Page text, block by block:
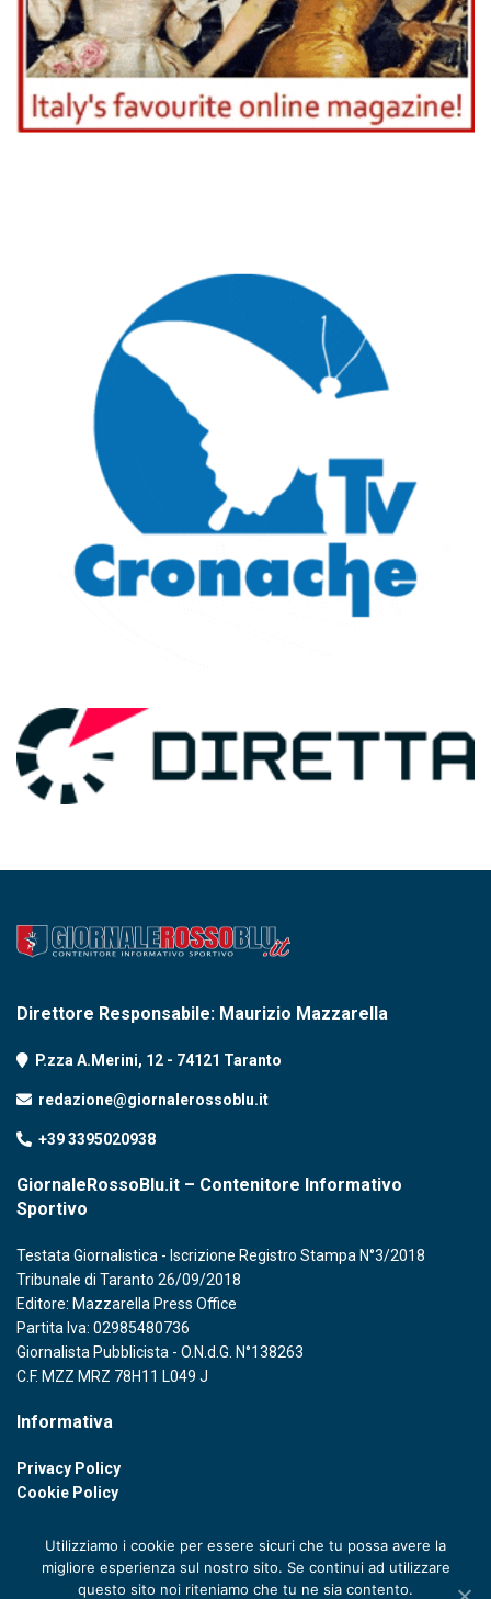
Direttore Responsabile: Maurizio Mazzarella
P.zza A.Merini, 12 - 74121 Taranto
redazione@giornalerossoblu.it
+39 3395020938
GiornaleRossoBlu.it – Contenitore Informativo
Sportivo
Testata Giornalistica - Iscrizione Registro Stampa N°3/2018
Tribunale di Taranto 26/09/2018
Editore: Mazzarella Press Office
Partita Iva: 02985480736
Giornalista Pubblicista - O.N.d.G. N°138263
C.F. MZZ MRZ 78H11 L049 J
Informativa
Privacy Policy
Cookie Policy
Utilizziamo i cookie per essere sicuri che tu possa avere la
migliore esperienza sul nostro sito. Se continui ad utilizzare
questo sito noi riteniamo che tu ne sia contento.